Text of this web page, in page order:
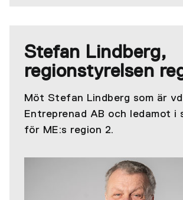
Stefan Lindberg,
regionstyrelsen
Möt Stefan Lindberg som är
Entreprenad AB och ledamot i
för ME:s region 2.